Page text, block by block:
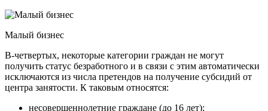
Малый бизнес
В-четвертых, некоторые категории граждан не могут
получить статус безработного и в связи с этим автоматически
исключаются из числа претендов на получение субсидий от
центра занятости. К таковым относятся:
несовершеннолетние граждане (до 16 лет);